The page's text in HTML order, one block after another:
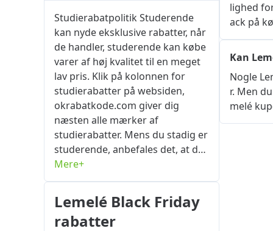
kuponkoden til din udklipsholder.
Gå tilbage til ordresiden for
lemele.dk, og klik på Fortsæt.
Tjek, at de indsendte oplysninger
er korrekte for at sikre, at
varerne kan modtages
problemfrit. Find dialogboksen
mærket "Indtast
rabatkode/kontantkupon" eller
"Indtast rabatkode/kuponkode",
og aktiver kuponen ved at klikke
på knappen "Anvend". Du kan
søge efter Lemelé rabatkode,
kampagner og rabatter på
næsten alle kategorier af varer
Studierabatpolitik Studerende
kan nyde eksklusive rabatter, når
de handler, studerende kan købe
varer af høj kvalitet til en meget
lav pris. Klik på kolonnen for
studierabatter på websiden,
okrabatkode.com giver dig
næsten alle mærker af
studierabatter. Mens du stadig er
studerende, anbefales det, at du
bruger din elevstatus til at købe
dine yndlingsprodukter så
hurtigt som muligt inden
eksamen. Hvordan får man
studierabat? Her er nogle tips.
Mere+
Lemelé Black Friday
rabatter
lighed
ack på
Kan
Nogle
r. Men
melé